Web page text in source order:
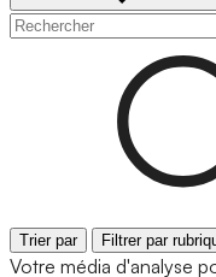
Trier par Filtrer par
Votre média d'analyse